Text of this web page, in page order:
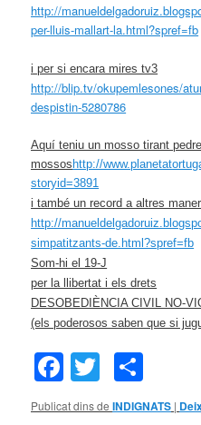
http://
per-lluis-mallart-la.html?spref=fb
i per si encara mires tv3
http://blip.tv/okupemlesones/
despistin-5280786
Aquí teniu un mosso tirant
mossos http://
storyid=3891
i també un record a altres
http://
simpatitzants-de.html?spref=fb
Som-hi el 19-J
per la llibertat i els drets
DESOBEDIÈNCIA CIVIL NO-
(els poderosos saben que si
Facebook
Twitter
Publicat dins de INDIGNATS |